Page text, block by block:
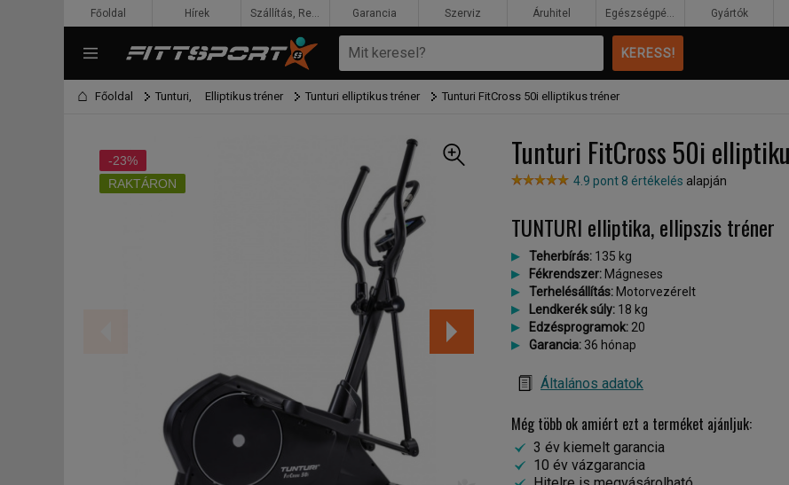
Főoldal Tunturi, Elliptikus tréner Tunturi elliptikus tréner Tunturi FitCross 50i elliptikus tréner
Tunturi FitCross 50i
4.9 pont 8 értékelés alapján
-23%
RAKTÁRON
TUNTURI elliptika, ellipszis tréner
Teherbírás: 135 kg
Fékrendszer: Mágneses
Terhelésállítás: Motorvezérelt
Lendkerék súly: 18 kg
Edzésprogramok: 20
Garancia: 36 hónap
Általános adatok
Még több ok amiért ezt a terméket ajánljuk:
3 év kiemelt garancia
10 év vázgarancia
Főoldal Hírek Szállítás, Rendelés, Fizetés Garancia Szerviz Áruhitel Egészségpénztár Gyártók